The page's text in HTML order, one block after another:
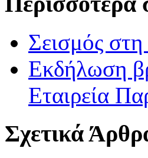
Σεισμός
Εκδήλωση
Εταιρεία
Σχετικά